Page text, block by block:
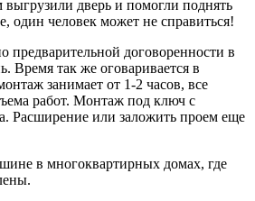
выгрузили дверь и помогли поднять
один человек может не справиться!
предварительной договоренности в
Время так же оговаривается в
занимает от 1-2 часов, все
работ. Монтаж под ключ с
Расширение или заложить проем еще
в многоквартирных домах, где